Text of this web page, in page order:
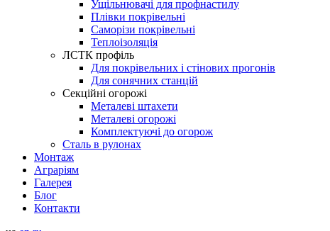
Ущільнювачі для профнастилу
Плівки покрівельні
Саморізи покрівельні
Теплоізоляція
ЛСТК профіль
Для покрівельних і стінових прогонів
Для сонячних станцій
Секційні огорожі
Металеві штахети
Металеві огорожі
Комплектуючі до огорож
Сталь в рулонах
Монтаж
Аграріям
Галерея
Блог
Контакти